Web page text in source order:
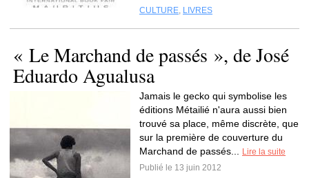
CULTURE, LIVRES
« Le Marchand de passés », de José
Eduardo Agualusa
Jamais le gecko qui symbolise les
éditions Métailié n'aura aussi bien
trouvé sa place, même discrète, que
sur la première de couverture du
Marchand de passés...
Lire la suite
Publié le 13 juin 2012